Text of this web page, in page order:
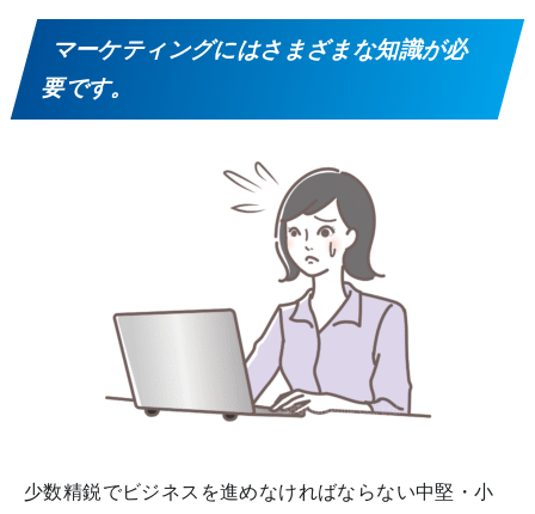
マーケティングにはさまざまな知識が必
要です。
少数精鋭でビジネスを進めなければならない中堅・小